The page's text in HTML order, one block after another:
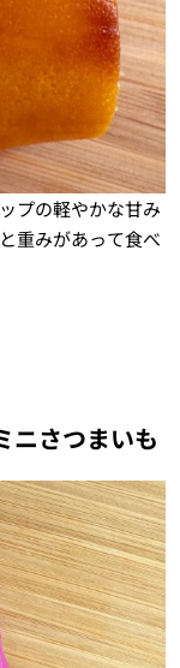
プの軽やかな甘み
重みがあって食べ
ニさつまいも